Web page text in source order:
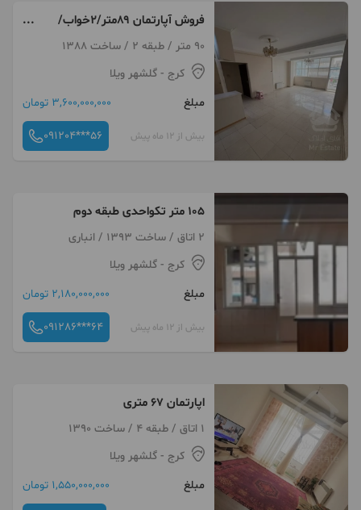
فروش آپارتمان ۸۹متر/۲خواب/
سند تک برگ/تاپ لوکیشن90 متر / طبقه 2 / ساخت 1388
کرج - گلشهر ویلا
مبلغ
3,600,000,000 تومان
بیش از 12 ماه پیش 091204***56
۱۰۵ متر تکواحدی طبقه دوم
2 اتاق / ساخت 1393 / انباری
کرج - گلشهر ویلا
مبلغ
2,180,000,000 تومان
بیش از 12 ماه پیش 091286***64
اپارتمان 67 متری
1 اتاق / طبقه 4 / ساخت 1390
کرج - گلشهر ویلا
مبلغ
1,550,000,000 تومان